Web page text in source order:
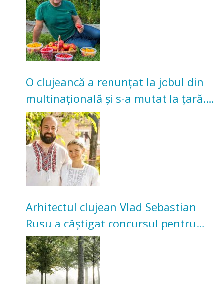
O clujeancă a renunțat la jobul din
multinațională și s-a mutat la țară.
Acum cultivă legume în grădina
bunicilor
Arhitectul clujean Vlad Sebastian
Rusu a câștigat concursul pentru
transformarea Grădinii Casei
Universitarilor